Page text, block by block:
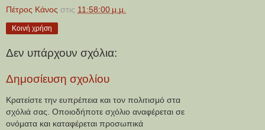
Πέτρος Κάνος στις 11:58:00 μ.μ.
Κοινή χρήση
Δεν υπάρχουν σχόλια:
Δημοσίευση σχολίου
Κρατείστε την ευπρέπεια και τον πολιτισμό στα
σχόλιά σας. Οποιοδήποτε σχόλιο αναφέρεται σε
ονόματα και καταφέρεται προσωπικά